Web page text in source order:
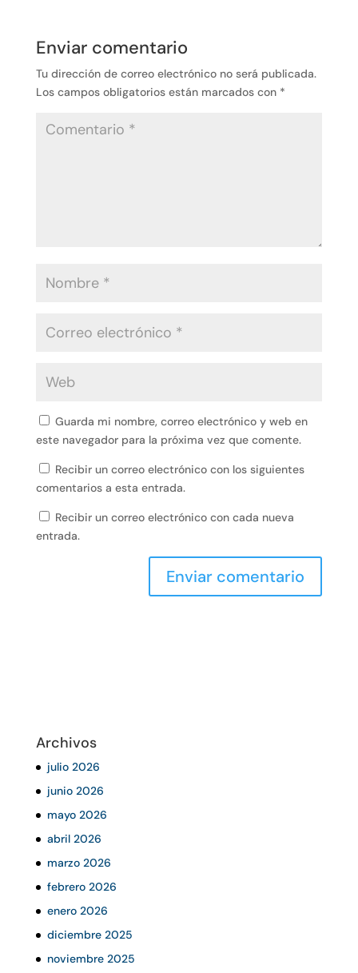
Enviar comentario
Tu dirección de correo electrónico no será publicada.
Los campos obligatorios están marcados con *
Guarda mi nombre, correo electrónico y web en
este navegador para la próxima vez que comente.
Recibir un correo electrónico con los siguientes
comentarios a esta entrada.
Recibir un correo electrónico con cada nueva
entrada.
Archivos
julio 2026
junio 2026
mayo 2026
abril 2026
marzo 2026
febrero 2026
enero 2026
diciembre 2025
noviembre 2025